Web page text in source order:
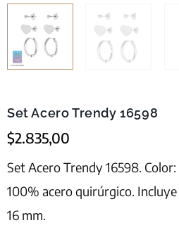
Set Acero Trendy 16598
$2.835,00
Set Acero Trendy 16598.
100% acero quirúrgico.
16 mm.